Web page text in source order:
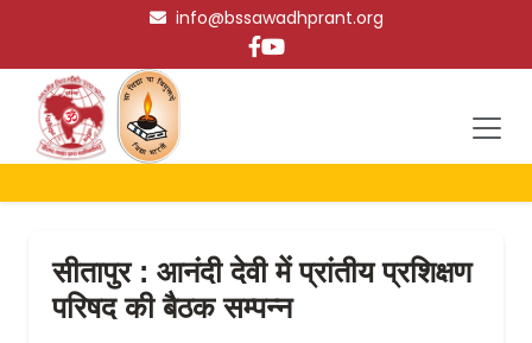
info@bssawadhprant.org
सीतापुर : आनंदी देवी में प्रांतीय प्रशिक्षण
परिषद की बैठक सम्पन्न